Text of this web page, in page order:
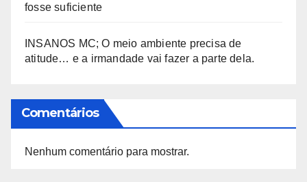
fosse suficiente
INSANOS MC; O meio ambiente precisa de
atitude… e a irmandade vai fazer a parte dela.
Comentários
Nenhum comentário para mostrar.